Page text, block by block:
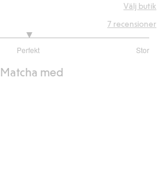
Välj butik
Perfekt Stor
7 recensioner
Matcha med